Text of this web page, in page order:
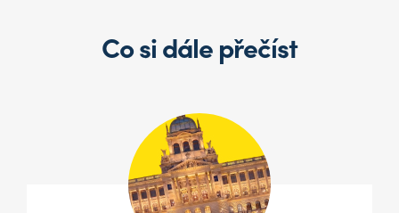
Co si dále přečíst